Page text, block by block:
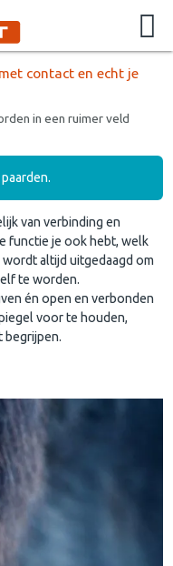
contact en echt je
in een ruimer veld
van verbinding en
functie je ook hebt, welk
altijd uitgedaagd om
te worden.
én open en verbonden
voor te houden,
begrijpen.